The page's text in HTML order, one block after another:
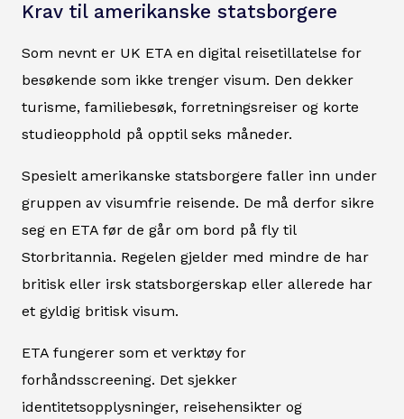
Krav til amerikanske statsborgere
Som nevnt er UK ETA en digital reisetillatelse for
besøkende som ikke trenger visum. Den dekker
turisme, familiebesøk, forretningsreiser og korte
studieopphold på opptil seks måneder.
Spesielt amerikanske statsborgere faller inn under
gruppen av visumfrie reisende. De må derfor sikre
seg en ETA før de går om bord på fly til
Storbritannia. Regelen gjelder med mindre de har
britisk eller irsk statsborgerskap eller allerede har
et gyldig britisk visum.
ETA fungerer som et verktøy for
forhåndsscreening. Det sjekker
identitetsopplysninger, reisehensikter og